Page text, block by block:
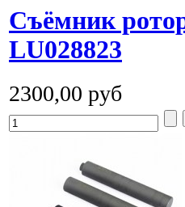
Cъёмник
LU028823
2300,00 руб